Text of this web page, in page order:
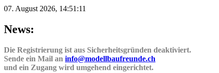
07. August 2026, 14:51:11
News:
Die Registrierung ist aus Sicherheitsgründen deaktiviert.
Sende ein Mail an info@modellbaufreunde.ch
und ein Zugang wird umgehend eingerichtet.